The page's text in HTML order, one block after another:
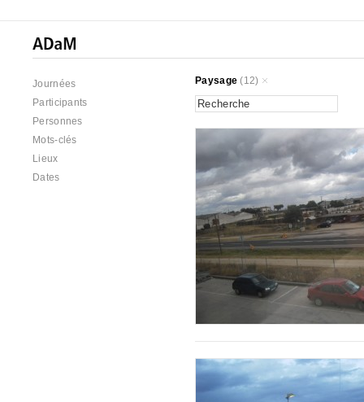
Journées
Participants
Personnes
Mots-clés
Lieux
Dates
Paysage (12)